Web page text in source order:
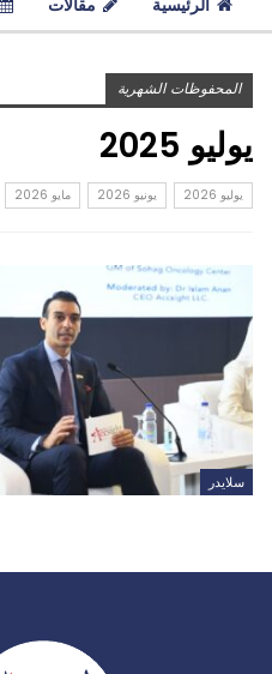
الرئيسية مقالات
المحفوظات الشهرية
يوليو 2025
يوليو 2026 يونيو 2026 مايو 2026
سلايدر